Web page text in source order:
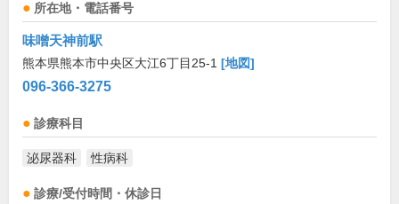
所在地・電話番号
味噌天神前駅
熊本県熊本市中央区大江6丁目25-1 [地図]
096-366-3275
診療科目
泌尿器科 性病科
診療/受付時間・休診日